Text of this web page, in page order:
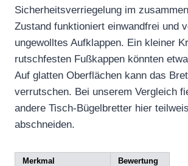
Sicherheitsverriegelung im
Zustand funktioniert einwandfrei und
ungewolltes Aufklappen. Ein kleiner
rutschfesten Fußkappen könnten
Auf glatten Oberflächen kann das
verrutschen. Bei unserem Vergleich
andere Tisch-Bügelbretter hier
abschneiden.
Merkmal
Bewertung